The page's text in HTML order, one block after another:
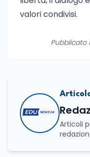
valori condivisi.
Pubblicato
Articoli